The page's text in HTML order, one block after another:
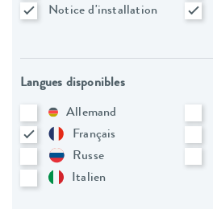
Notice d'installation
Langues disponibles
Allemand
Français
Russe
Italien